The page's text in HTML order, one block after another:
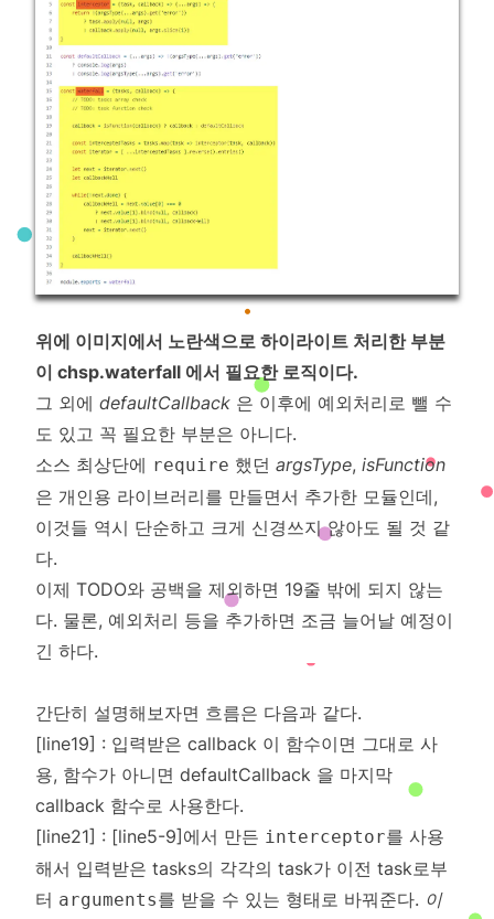
•
위에 이미지에서 노란색으로 하이라이트 처리한 부분
이 chsp.waterfall 에서 필요한 로직이다.
그 외에 defaultCallback 은 이후에 예외처리로 뺄 수
도 있고 꼭 필요한 부분은 아니다.
소스 최상단에 require 했던 argsType, isFunction
은 개인용 라이브러리를 만들면서 추가한 모듈인데,
이것들 역시 단순하고 크게 신경쓰지 않아도 될 것 같
다.
이제 TODO와 공백을 제외하면 19줄 밖에 되지 않는
다. 물론, 예외처리 등을 추가하면 조금 늘어날 예정이
긴 하다.
간단히 설명해보자면 흐름은 다음과 같다.
[line19] : 입력받은 callback 이 함수이면 그대로 사
용, 함수가 아니면 defaultCallback 을 마지막
callback 함수로 사용한다.
[line21] : [line5-9]에서 만든 interceptor를 사용
해서 입력받은 tasks의 각각의 task가 이전 task로부
터 arguments를 받을 수 있는 형태로 바꿔준다. 이